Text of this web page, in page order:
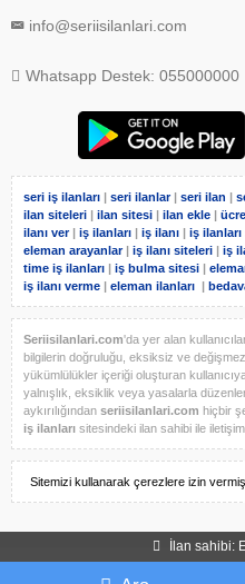
İlan sahibi:
info@seriisilanlari.com
Whatsapp Destek: 055000000
seri iş ilanları | seri ilanlar| seri ilan |
ilan siteleri | ilan sitesi | ilan ekle |
ilanı ver| iş ilanları | iş ilanı | iş
eleman arayanlar| iş ilanı siteleri | iş
time iş ilanları | iş bulma sitesi |
iş ilanı verme | eleman ilanları |
Seriisilanlari.com'da yer alan
bilgilerin doğruluğu, eksiksiz ve
yükümlülükler içeriği oluşturan
yalnışlık, eksiklik veya yasalarla
aykırılığından seriisilanlari.com hiçbir
iş ilanları sitesindeki ilan sahibi ile
Sitemizi kullanarak çerezlere izin